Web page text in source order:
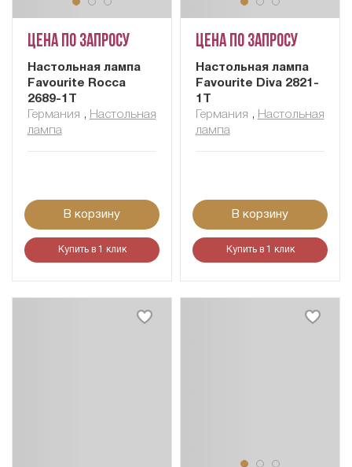
Цена по запросу
Настольная лампа
Favourite Rocca
2689-1T
Германия , Настольная
лампа
В корзину
Купить в 1 клик
Цена по запросу
Настольная лампа
Favourite Diva 2821-
1T
Германия , Настольная
лампа
В корзину
Купить в 1 клик